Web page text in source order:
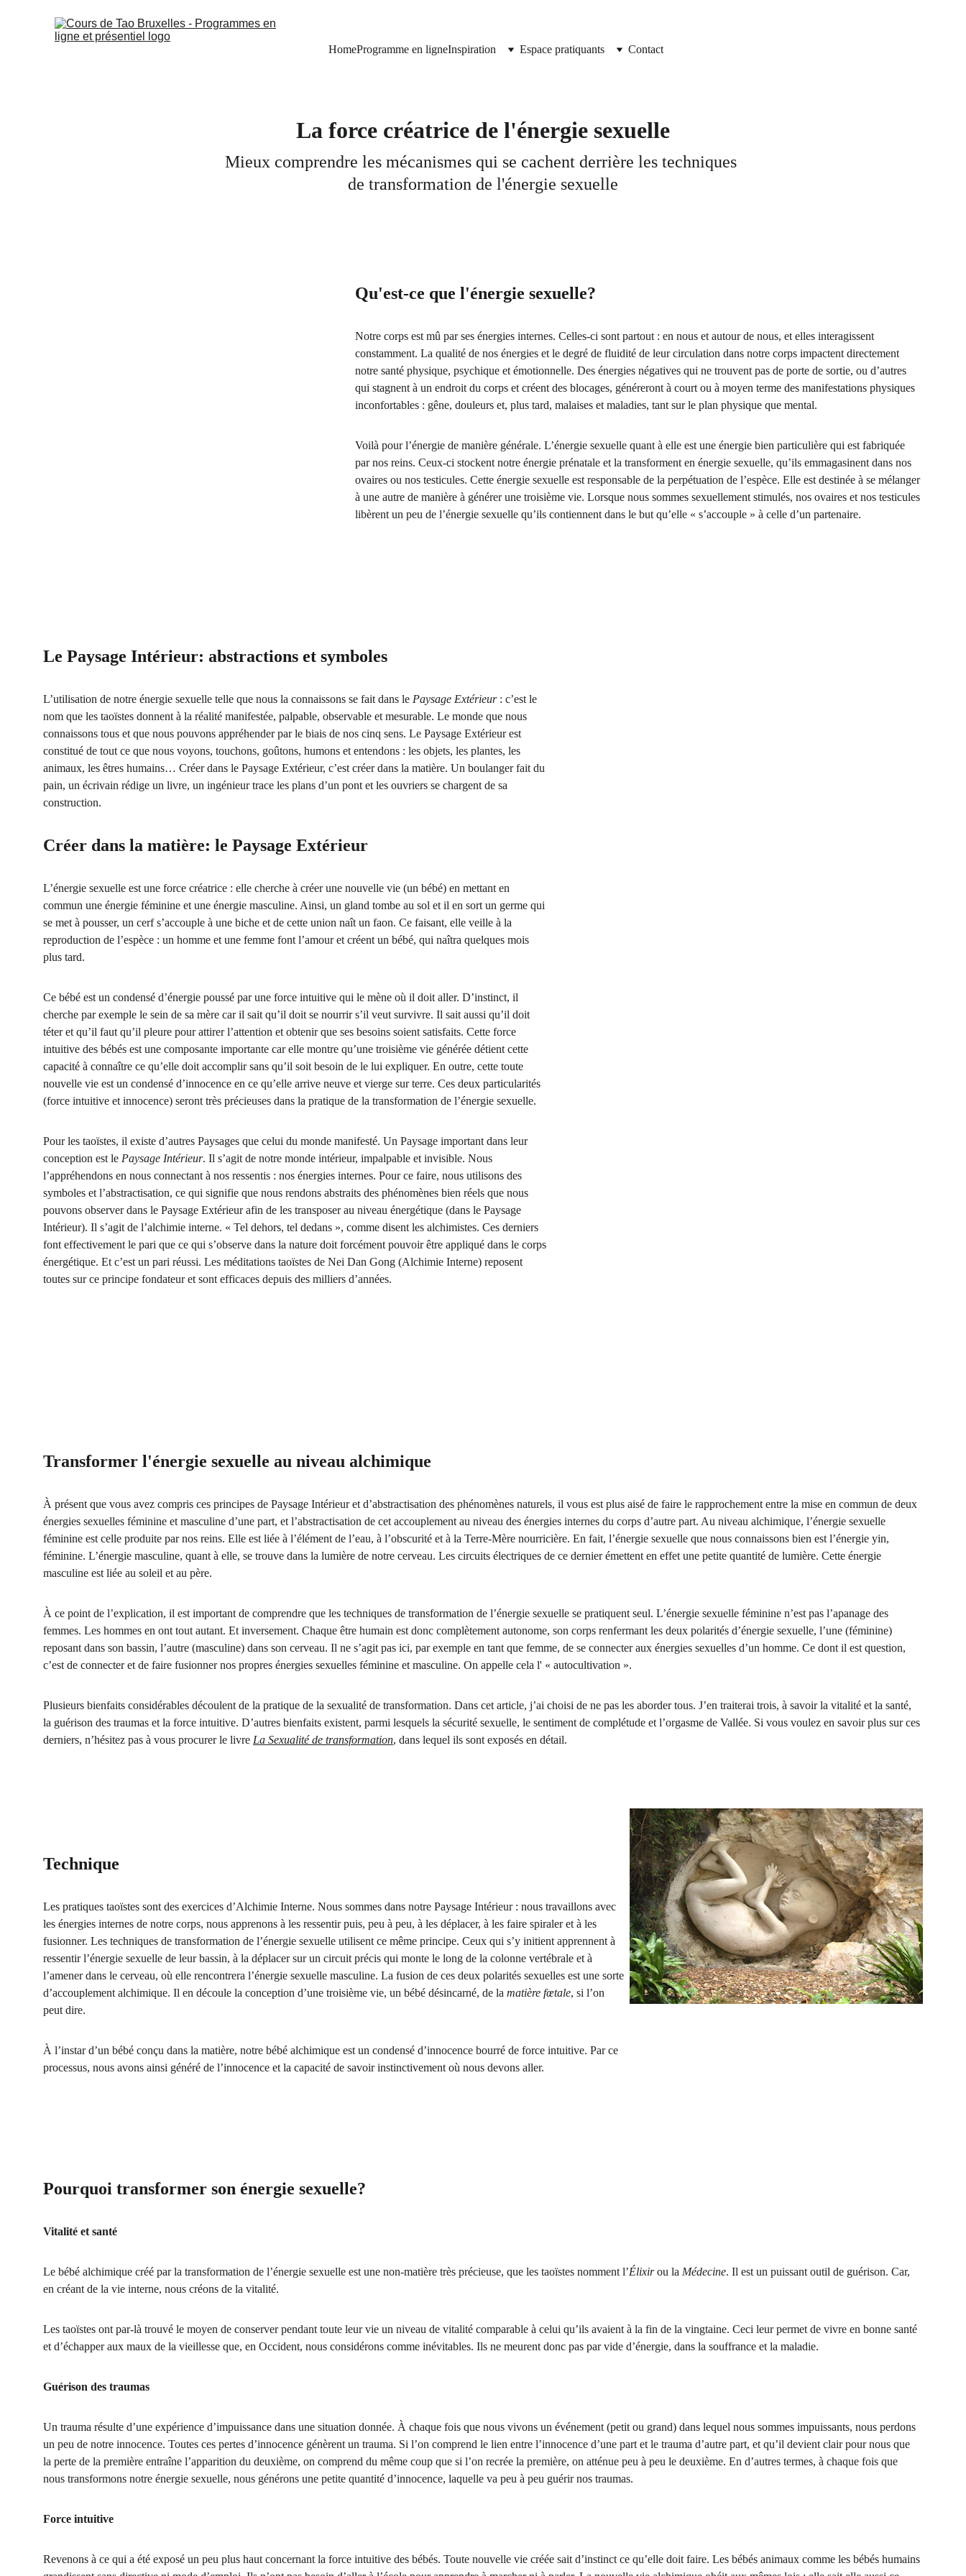
HomeProgramme en ligneInspiration Espace pratiquants Contact
La force créatrice de l'énergie sexuelle
Mieux comprendre les mécanismes qui se cachent derrière les techniques
de transformation de l'énergie sexuelle
Qu'est-ce que l'énergie sexuelle?
Notre corps est mû par ses énergies internes. Celles-ci sont partout : en nous et autour de nous, et elles interagissent
constamment. La qualité de nos énergies et le degré de fluidité de leur circulation dans notre corps impactent directement
notre santé physique, psychique et émotionnelle. Des énergies négatives qui ne trouvent pas de porte de sortie, ou d’autres
qui stagnent à un endroit du corps et créent des blocages, généreront à court ou à moyen terme des manifestations physiques
inconfortables : gêne, douleurs et, plus tard, malaises et maladies, tant sur le plan physique que mental.
Voilà pour l’énergie de manière générale. L’énergie sexuelle quant à elle est une énergie bien particulière qui est fabriquée
par nos reins. Ceux-ci stockent notre énergie prénatale et la transforment en énergie sexuelle, qu’ils emmagasinent dans nos
ovaires ou nos testicules. Cette énergie sexuelle est responsable de la perpétuation de l’espèce. Elle est destinée à se mélanger
à une autre de manière à générer une troisième vie. Lorsque nous sommes sexuellement stimulés, nos ovaires et nos testicules
libèrent un peu de l’énergie sexuelle qu’ils contiennent dans le but qu’elle « s’accouple » à celle d’un partenaire.
Le Paysage Intérieur: abstractions et symboles
L’utilisation de notre énergie sexuelle telle que nous la connaissons se fait dans le Paysage Extérieur : c’est le
nom que les taoïstes donnent à la réalité manifestée, palpable, observable et mesurable. Le monde que nous
connaissons tous et que nous pouvons appréhender par le biais de nos cinq sens. Le Paysage Extérieur est
constitué de tout ce que nous voyons, touchons, goûtons, humons et entendons : les objets, les plantes, les
animaux, les êtres humains… Créer dans le Paysage Extérieur, c’est créer dans la matière. Un boulanger fait du
pain, un écrivain rédige un livre, un ingénieur trace les plans d’un pont et les ouvriers se chargent de sa
construction.
Créer dans la matière: le Paysage Extérieur
L’énergie sexuelle est une force créatrice : elle cherche à créer une nouvelle vie (un bébé) en mettant en
commun une énergie féminine et une énergie masculine. Ainsi, un gland tombe au sol et il en sort un germe qui
se met à pousser, un cerf s’accouple à une biche et de cette union naît un faon. Ce faisant, elle veille à la
reproduction de l’espèce : un homme et une femme font l’amour et créent un bébé, qui naîtra quelques mois
plus tard.
Ce bébé est un condensé d’énergie poussé par une force intuitive qui le mène où il doit aller. D’instinct, il
cherche par exemple le sein de sa mère car il sait qu’il doit se nourrir s’il veut survivre. Il sait aussi qu’il doit
téter et qu’il faut qu’il pleure pour attirer l’attention et obtenir que ses besoins soient satisfaits. Cette force
intuitive des bébés est une composante importante car elle montre qu’une troisième vie générée détient cette
capacité à connaître ce qu’elle doit accomplir sans qu’il soit besoin de le lui expliquer. En outre, cette toute
nouvelle vie est un condensé d’innocence en ce qu’elle arrive neuve et vierge sur terre. Ces deux particularités
(force intuitive et innocence) seront très précieuses dans la pratique de la transformation de l’énergie sexuelle.
Pour les taoïstes, il existe d’autres Paysages que celui du monde manifesté. Un Paysage important dans leur
conception est le Paysage Intérieur. Il s’agit de notre monde intérieur, impalpable et invisible. Nous
l’appréhendons en nous connectant à nos ressentis : nos énergies internes. Pour ce faire, nous utilisons des
symboles et l’abstractisation, ce qui signifie que nous rendons abstraits des phénomènes bien réels que nous
pouvons observer dans le Paysage Extérieur afin de les transposer au niveau énergétique (dans le Paysage
Intérieur). Il s’agit de l’alchimie interne. « Tel dehors, tel dedans », comme disent les alchimistes. Ces derniers
font effectivement le pari que ce qui s’observe dans la nature doit forcément pouvoir être appliqué dans le corps
énergétique. Et c’est un pari réussi. Les méditations taoïstes de Nei Dan Gong (Alchimie Interne) reposent
toutes sur ce principe fondateur et sont efficaces depuis des milliers d’années.
Transformer l'énergie sexuelle au niveau alchimique
À présent que vous avez compris ces principes de Paysage Intérieur et d’abstractisation des phénomènes naturels, il vous est plus aisé de faire le rapprochement entre la mise en commun de deux
énergies sexuelles féminine et masculine d’une part, et l’abstractisation de cet accouplement au niveau des énergies internes du corps d’autre part. Au niveau alchimique, l’énergie sexuelle
féminine est celle produite par nos reins. Elle est liée à l’élément de l’eau, à l’obscurité et à la Terre-Mère nourricière. En fait, l’énergie sexuelle que nous connaissons bien est l’énergie yin,
féminine. L’énergie masculine, quant à elle, se trouve dans la lumière de notre cerveau. Les circuits électriques de ce dernier émettent en effet une petite quantité de lumière. Cette énergie
masculine est liée au soleil et au père.
À ce point de l’explication, il est important de comprendre que les techniques de transformation de l’énergie sexuelle se pratiquent seul. L’énergie sexuelle féminine n’est pas l’apanage des
femmes. Les hommes en ont tout autant. Et inversement. Chaque être humain est donc complètement autonome, son corps renfermant les deux polarités d’énergie sexuelle, l’une (féminine)
reposant dans son bassin, l’autre (masculine) dans son cerveau. Il ne s’agit pas ici, par exemple en tant que femme, de se connecter aux énergies sexuelles d’un homme. Ce dont il est question,
c’est de connecter et de faire fusionner nos propres énergies sexuelles féminine et masculine. On appelle cela l' « autocultivation ».
Plusieurs bienfaits considérables découlent de la pratique de la sexualité de transformation. Dans cet article, j’ai choisi de ne pas les aborder tous. J’en traiterai trois, à savoir la vitalité et la santé,
la guérison des traumas et la force intuitive. D’autres bienfaits existent, parmi lesquels la sécurité sexuelle, le sentiment de complétude et l’orgasme de Vallée. Si vous voulez en savoir plus sur ces
derniers, n’hésitez pas à vous procurer le livre La Sexualité de transformation, dans lequel ils sont exposés en détail.
Technique
Les pratiques taoïstes sont des exercices d’Alchimie Interne. Nous sommes dans notre Paysage Intérieur : nous travaillons avec
les énergies internes de notre corps, nous apprenons à les ressentir puis, peu à peu, à les déplacer, à les faire spiraler et à les
fusionner. Les techniques de transformation de l’énergie sexuelle utilisent ce même principe. Ceux qui s’y initient apprennent à
ressentir l’énergie sexuelle de leur bassin, à la déplacer sur un circuit précis qui monte le long de la colonne vertébrale et à
l’amener dans le cerveau, où elle rencontrera l’énergie sexuelle masculine. La fusion de ces deux polarités sexuelles est une sorte
d’accouplement alchimique. Il en découle la conception d’une troisième vie, un bébé désincarné, de la matière fœtale, si l’on
peut dire.
À l’instar d’un bébé conçu dans la matière, notre bébé alchimique est un condensé d’innocence bourré de force intuitive. Par ce
processus, nous avons ainsi généré de l’innocence et la capacité de savoir instinctivement où nous devons aller.
Pourquoi transformer son énergie sexuelle?
Vitalité et santé
Le bébé alchimique créé par la transformation de l’énergie sexuelle est une non-matière très précieuse, que les taoïstes nomment l’Élixir ou la Médecine. Il est un puissant outil de guérison. Car,
en créant de la vie interne, nous créons de la vitalité.
Les taoïstes ont par-là trouvé le moyen de conserver pendant toute leur vie un niveau de vitalité comparable à celui qu’ils avaient à la fin de la vingtaine. Ceci leur permet de vivre en bonne santé
et d’échapper aux maux de la vieillesse que, en Occident, nous considérons comme inévitables. Ils ne meurent donc pas par vide d’énergie, dans la souffrance et la maladie.
Guérison des traumas
Un trauma résulte d’une expérience d’impuissance dans une situation donnée. À chaque fois que nous vivons un événement (petit ou grand) dans lequel nous sommes impuissants, nous perdons
un peu de notre innocence. Toutes ces pertes d’innocence génèrent un trauma. Si l’on comprend le lien entre l’innocence d’une part et le trauma d’autre part, et qu’il devient clair pour nous que
la perte de la première entraîne l’apparition du deuxième, on comprend du même coup que si l’on recrée la première, on atténue peu à peu le deuxième. En d’autres termes, à chaque fois que
nous transformons notre énergie sexuelle, nous générons une petite quantité d’innocence, laquelle va peu à peu guérir nos traumas.
Force intuitive
Revenons à ce qui a été exposé un peu plus haut concernant la force intuitive des bébés. Toute nouvelle vie créée sait d’instinct ce qu’elle doit faire. Les bébés animaux comme les bébés humains